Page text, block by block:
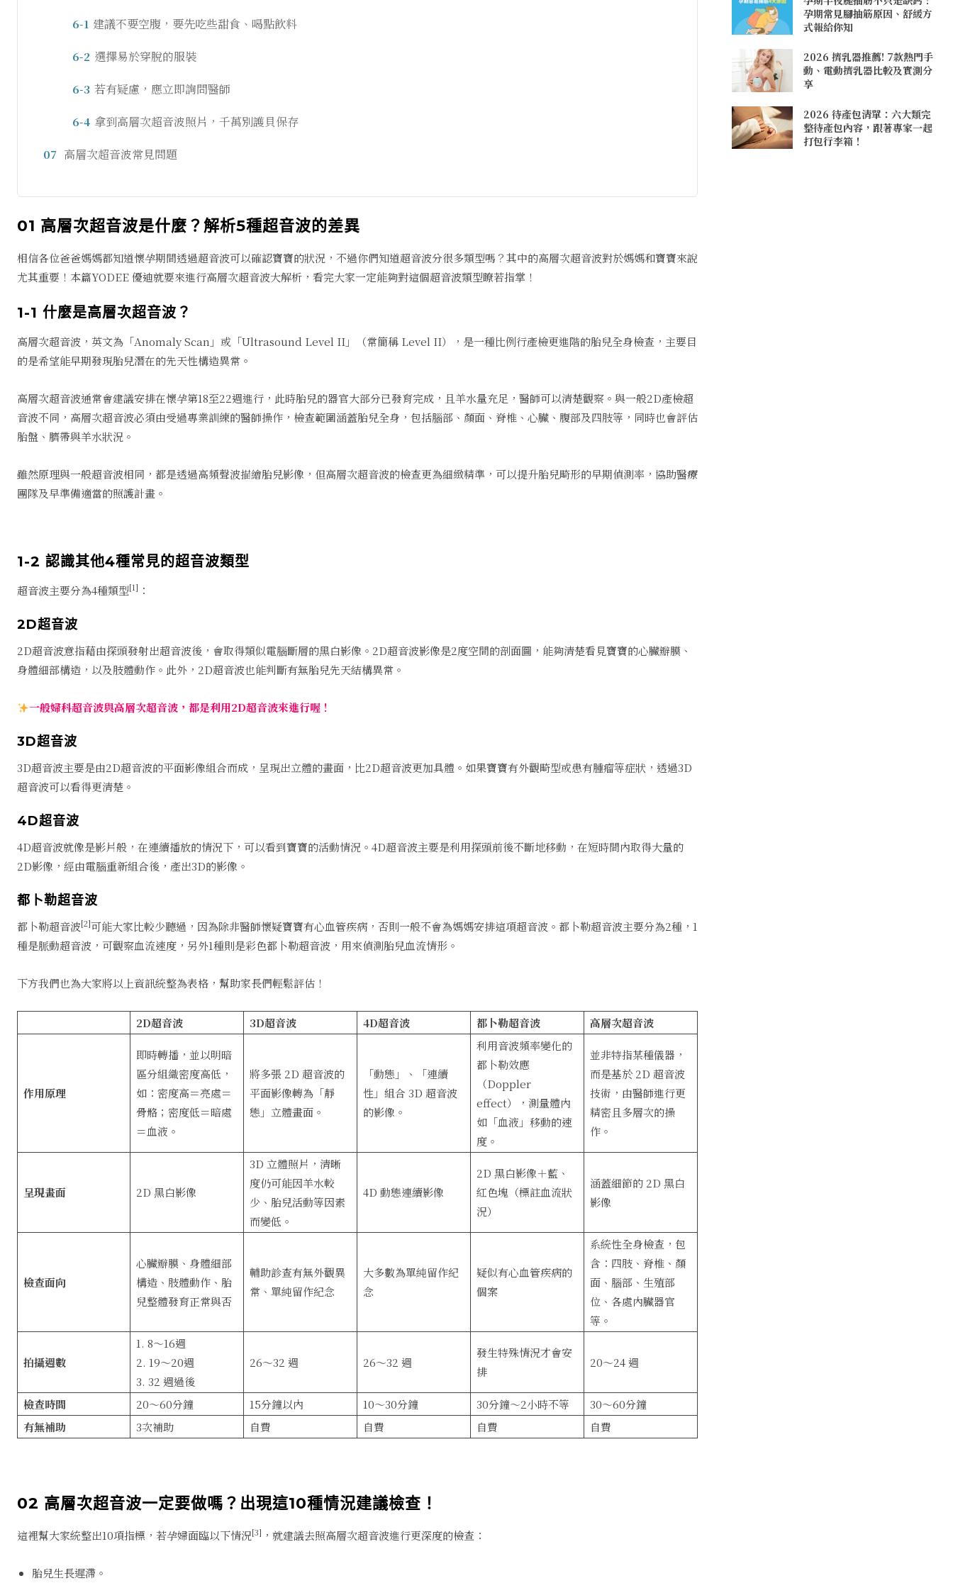
6-1 建議不要空腹，要先吃些甜食、喝點飲料
6-2 選擇易於穿脫的服裝
6-3 若有疑慮，應立即詢問醫師
6-4 拿到高層次超音波照片，千萬別護貝保存
07 高層次超音波常見問題
01 高層次超音波是什麼？解析5種超音波的差異
相信各位爸爸媽媽都知道懷孕期間透過超音波可以確認寶寶的狀況，不過你們知道超音波分很多類型嗎？其中的高層次超音波對於媽媽和寶寶來說
尤其重要！本篇YODEE 優迪就要來進行高層次超音波大解析，看完大家一定能夠對這個超音波類型瞭若指掌！
1-1 什麼是高層次超音波？
高層次超音波，英文為「Anomaly Scan」或「Ultrasound Level II」（常簡稱 Level II），是一種比例行產檢更進階的胎兒全身檢查，主要目
的是希望能早期發現胎兒潛在的先天性構造異常。
高層次超音波通常會建議安排在懷孕第18至22週進行，此時胎兒的器官大部分已發育完成，且羊水量充足，醫師可以清楚觀察。與一般2D產檢超
音波不同，高層次超音波必須由受過專業訓練的醫師操作，檢查範圍涵蓋胎兒全身，包括腦部、顏面、脊椎、心臟、腹部及四肢等，同時也會評估
胎盤、臍帶與羊水狀況。
雖然原理與一般超音波相同，都是透過高頻聲波描繪胎兒影像，但高層次超音波的檢查更為細緻精準，可以提升胎兒畸形的早期偵測率，協助醫療
團隊及早準備適當的照護計畫。
1-2 認識其他4種常見的超音波類型
超音波主要分為4種類型[1] ：
2D超音波
2D超音波意指藉由探頭發射出超音波後，會取得類似電腦斷層的黑白影像。2D超音波影像是2度空間的剖面圖，能夠清楚看見寶寶的心臟瓣膜、
身體細部構造，以及肢體動作。此外，2D超音波也能判斷有無胎兒先天結構異常。
一般婦科超音波與高層次超音波，都是利用2D超音波來進行喔！
3D超音波
3D超音波主要是由2D超音波的平面影像組合而成，呈現出立體的畫面，比2D超音波更加具體。如果寶寶有外觀畸型或患有腫瘤等症狀，透過3D
超音波可以看得更清楚。
4D超音波
4D超音波就像是影片般，在連續播放的情況下，可以看到寶寶的活動情況。4D超音波主要是利用探頭前後不斷地移動，在短時間內取得大量的
2D影像，經由電腦重新組合後，產出3D的影像。
都卜勒超音波
都卜勒超音波[2]可能大家比較少聽過，因為除非醫師懷疑寶寶有心血管疾病，否則一般不會為媽媽安排這項超音波。都卜勒超音波主要分為2種，1
種是脈動超音波，可觀察血流速度，另外1種則是彩色都卜勒超音波，用來偵測胎兒血流情形。
下方我們也為大家將以上資訊統整為表格，幫助家長們輕鬆評估！
2D超音波 3D超音波 4D超音波 都卜勒超音波 高層次超音波
作用原理
即時轉播，並以明暗
區分組織密度高低，
如：密度高＝亮處＝
骨骼；密度低＝暗處
＝血液。
將多張 2D 超音波的
平面影像轉為「靜
態」立體畫面。
「動態」、「連續
性」組合 3D 超音波
的影像。
利用音波頻率變化的
都卜勒效應
（Doppler
effect），測量體內
如「血液」移動的速
度。
並非特指某種儀器，
而是基於 2D 超音波
技術，由醫師進行更
精密且多層次的操
作。
呈現畫面 2D 黑白影像
3D 立體照片，清晰
度仍可能因羊水較
少、胎兒活動等因素
而變低。
4D 動態連續影像
2D 黑白影像＋藍、
紅色塊（標註血流狀
況）
涵蓋細節的 2D 黑白
影像
檢查面向
心臟瓣膜、身體細部
構造、肢體動作、胎
兒整體發育正常與否
輔助診查有無外觀異
常、單純留作紀念
大多數為單純留作紀
念
疑似有心血管疾病的
個案
系統性全身檢查，包
含：四肢、脊椎、顏
面、腦部、生殖部
位、各處內臟器官
等。
拍攝週數
1. 8～16週
2. 19～20週
3. 32 週過後
26～32 週 26～32 週
發生特殊情況才會安
排
20～24 週
檢查時間 20～60分鐘 15分鐘以內 10～30分鐘 30分鐘～2小時不等
30～60分鐘
有無補助
3次補助 自費 自費 自費 自費
02 高層次超音波一定要做嗎？出現這10種情況建議檢查！
這裡幫大家統整出10項指標，若孕婦面臨以下情況[3] ，就建議去照高層次超音波進行更深度的檢查：
胎兒生長遲滯。
孕期常見腳抽筋原因、舒緩方
式報給你知
2026 擠乳器推薦! 7款熱門手
動、電動擠乳器比較及實測分
享
2026 待產包清單：六大類完
整待產包內容，跟著專家一起
打包行李箱！